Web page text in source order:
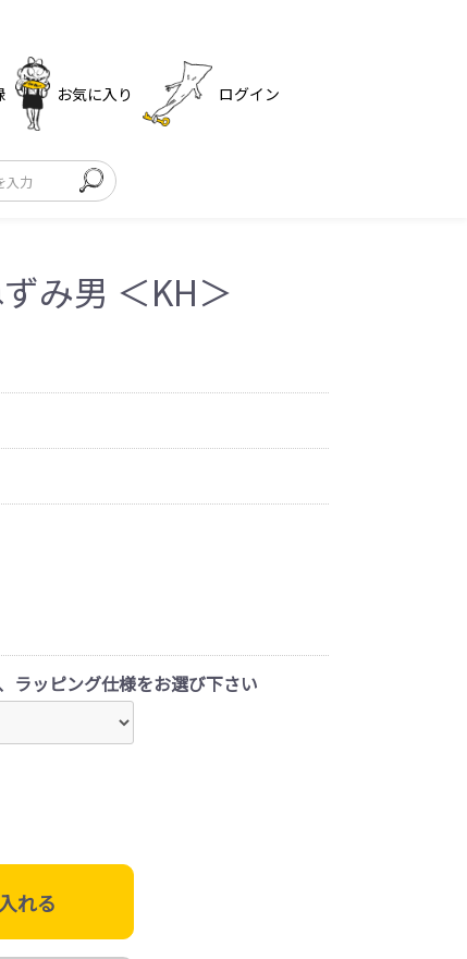
お気に入り ログイン
み男 ＜KH＞
ラッピング仕様をお選び下さい
れる